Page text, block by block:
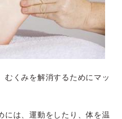
むくみを解消するためにマッ
には、運動をしたり、体を温